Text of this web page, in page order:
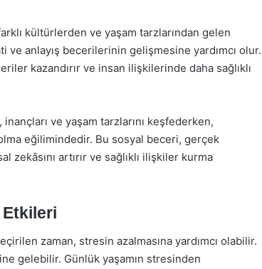
kültürlerden ve yaşam tarzlarından gelen
ve anlayış becerilerinin gelişmesine yardımcı olur.
kazandırır ve insan ilişkilerinde daha sağlıklı
ve yaşam tarzlarını keşfederken,
eğilimindedir. Bu sosyal beceri, gerçek
zekâsını artırır ve sağlıklı ilişkiler kurma
Etkileri
zaman, stresin azalmasına yardımcı olabilir.
gelebilir. Günlük yaşamın stresinden